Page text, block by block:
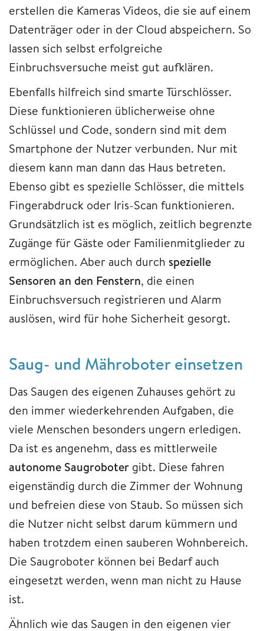
erstellen die Kameras Videos, die sie auf einem
Datenträger oder in der Cloud abspeichern. So
lassen sich selbst erfolgreiche
Einbruchsversuche meist gut aufklären.
Ebenfalls hilfreich sind smarte Türschlösser.
Diese funktionieren üblicherweise ohne
Schlüssel und Code, sondern sind mit dem
Smartphone der Nutzer verbunden. Nur mit
diesem kann man dann das Haus betreten.
Ebenso gibt es spezielle Schlösser, die mittels
Fingerabdruck oder Iris-Scan funktionieren.
Grundsätzlich ist es möglich, zeitlich begrenzte
Zugänge für Gäste oder Familienmitglieder zu
ermöglichen. Aber auch durch spezielle
Sensoren an den Fenstern, die einen
Einbruchsversuch registrieren und Alarm
auslösen, wird für hohe Sicherheit gesorgt.
Saug- und Mähroboter einsetzen
Das Saugen des eigenen Zuhauses gehört zu
den immer wiederkehrenden Aufgaben, die
viele Menschen besonders ungern erledigen.
Da ist es angenehm, dass es mittlerweile
autonome Saugroboter gibt. Diese fahren
eigenständig durch die Zimmer der Wohnung
und befreien diese von Staub. So müssen sich
die Nutzer nicht selbst darum kümmern und
haben trotzdem einen sauberen Wohnbereich.
Die Saugroboter können bei Bedarf auch
eingesetzt werden, wenn man nicht zu Hause
ist.
Ähnlich wie das Saugen in den eigenen vier